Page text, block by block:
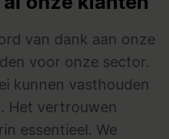
van dank aan onze
voor onze sector.
kunnen vasthouden
Het vertrouwen
essentieel. We